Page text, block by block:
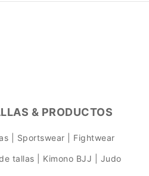
& PRODUCTOS
| Sportswear | Fightwear
tallas | Kimono BJJ | Judo